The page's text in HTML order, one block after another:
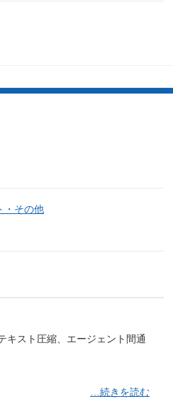
・その他
キスト圧縮、エージェント間通
…続きを読む